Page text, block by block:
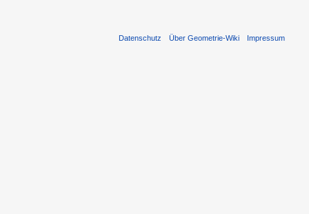
Datenschutz Über Geometrie-Wiki Impressum